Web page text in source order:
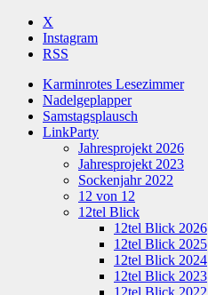
X
Instagram
RSS
Karminrotes Lesezimmer
Nadelgeplapper
Samstagsplausch
LinkParty
Jahresprojekt 2026
Jahresprojekt 2023
Sockenjahr 2022
12 von 12
12tel Blick
12tel Blick 2026
12tel Blick 2025
12tel Blick 2024
12tel Blick 2023
12tel Blick 2022